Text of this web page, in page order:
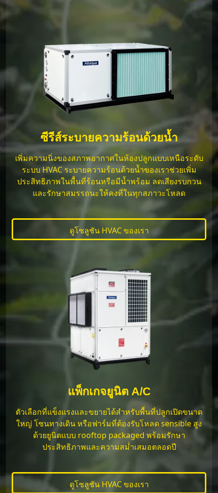
ซีรีส์ระบายความร้อนด้วยน้ำ
เพิ่มความนิ่งของสภาพอากาศในห้องปลูกแบบเหนือระดับ
ระบบ HVAC ระบายความร้อนด้วยน้ำของเราช่วยเพิ่ม
ประสิทธิภาพในพื้นที่ร้อนหรือมีน้ำพร้อม ลดเสียงรบกวน
และรักษาสมรรถนะให้คงที่ในทุกสภาวะโหลด
ดูโซลูชัน HVAC ของเรา
แพ็กเกจยูนิต A/C
ตัวเลือกที่แข็งแรงและขยายได้สำหรับพื้นที่ปลูกเปิดขนาด
ใหญ่ โซนทางเดิน หรือฟาร์มที่ต้องรับโหลด sensible สูง
ด้วยยูนิตแบบ rooftop packaged พร้อมรักษา
ประสิทธิภาพและความสม่ำเสมอตลอดปี
ดูโซลูชัน HVAC ของเรา